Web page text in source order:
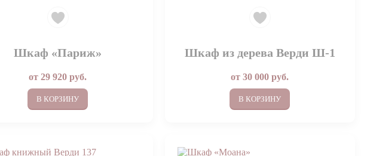
Шкаф «Париж»
от29 920 руб.
В КОРЗИНУ
Шкаф из дерева Верди Ш-1
от30 000 руб.
В КОРЗИНУ